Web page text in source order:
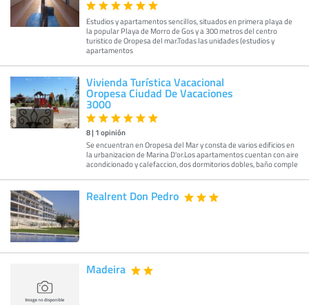
Estudios y apartamentos sencillos, situados en primera playa de
la popular Playa de Morro de Gos y a 300 metros del centro
turistico de Oropesa del mar.Todas las unidades (estudios y
apartamentos
Vivienda Turística Vacacional
Oropesa Ciudad De Vacaciones
3000
8| 1opinión
Se encuentran en Oropesa del Mar y consta de varios edificios en
la urbanizacion de Marina D'or.Los apartamentos cuentan con aire
acondicionado y calefaccion, dos dormitorios dobles, baño comple
Realrent Don Pedro
Madeira